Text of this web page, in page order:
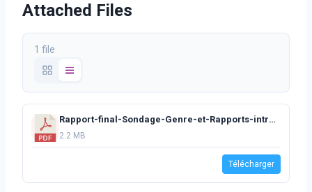
Attached Files
1 file
Rapport-final-Sondage-Genre-et-Rapports-intrafamiliaux.pdf
2.2 MB
Télécharger